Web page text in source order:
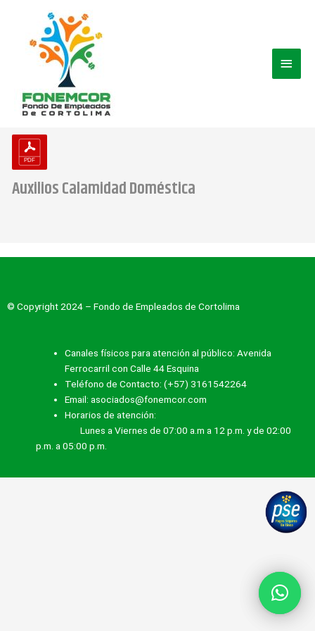
contenido
Auxilios Calamidad Doméstica
© Copyright 2024 – Fondo de Empleados de Cortolima
Canales físicos para atención al público: Avenida
Ferrocarril con Calle 44 Esquina
Teléfono de Contacto: (+57) 3161542264
Email: asociados@fonemcor.com
Horarios de atención:
Lunes a Viernes de 07:00 a.m a 12 p.m. y de 02:00
p.m. a 05:00 p.m.